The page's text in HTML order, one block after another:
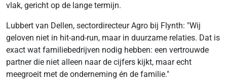
vlak, gericht op de lange termijn.
Lubbert van Dellen, sectordirecteur Agro bij Flynth: "Wij
geloven niet in hit-and-run, maar in duurzame relaties. Dat is
exact wat familiebedrijven nodig hebben: een vertrouwde
partner die niet alleen naar de cijfers kijkt, maar echt
meegroeit met de onderneming én de familie."